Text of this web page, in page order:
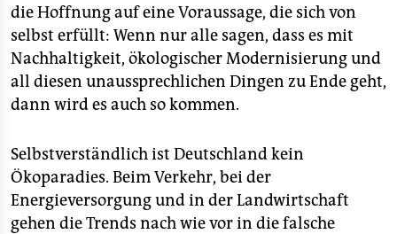
die Hoffnung auf eine Voraussage, die sich von
selbst erfüllt: Wenn nur alle sagen, dass es mit
Nachhaltigkeit, ökologischer Modernisierung und
all diesen unaussprechlichen Dingen zu Ende geht,
dann wird es auch so kommen.
Selbstverständlich ist Deutschland kein
Ökoparadies. Beim Verkehr, bei der
Energieversorgung und in der Landwirtschaft
gehen die Trends nach wie vor in die falsche